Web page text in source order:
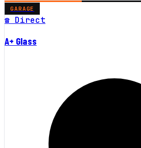
GARAGE
☎ Direct
A+ Glass